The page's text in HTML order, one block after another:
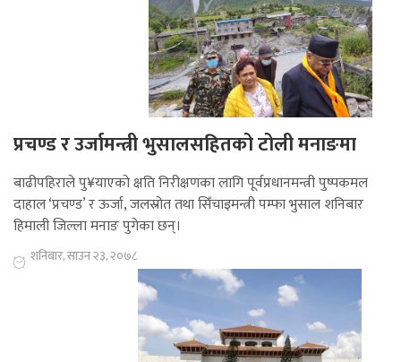
प्रचण्ड र उर्जामन्त्री भुसालसहितको टोली मनाङमा
बाढीपहिराले पु¥याएको क्षति निरीक्षणका लागि पूर्वप्रधानमन्त्री पुष्पकमल
दाहाल ‘प्रचण्ड’ र ऊर्जा, जलस्रोत तथा सिँचाइमन्त्री पम्फा भुसाल शनिबार
हिमाली जिल्ला मनाङ पुगेका छन्।
शनिबार, साउन २३, २०७८